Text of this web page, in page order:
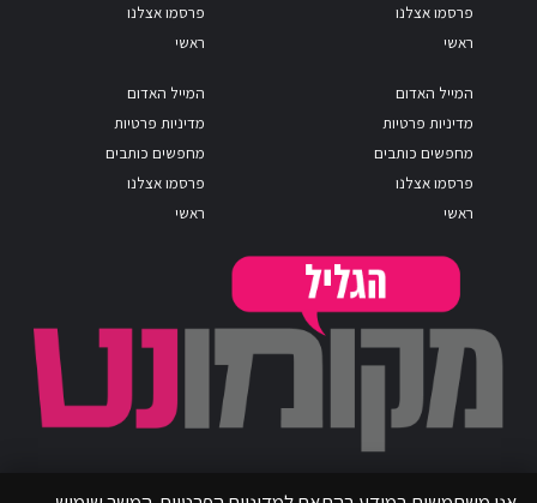
פרסמו אצלנו
ראשי
פרסמו אצלנו
ראשי
המייל האדום
מדיניות פרטיות
מחפשים כותבים
פרסמו אצלנו
ראשי
המייל האדום
מדיניות פרטיות
מחפשים כותבים
פרסמו אצלנו
ראשי